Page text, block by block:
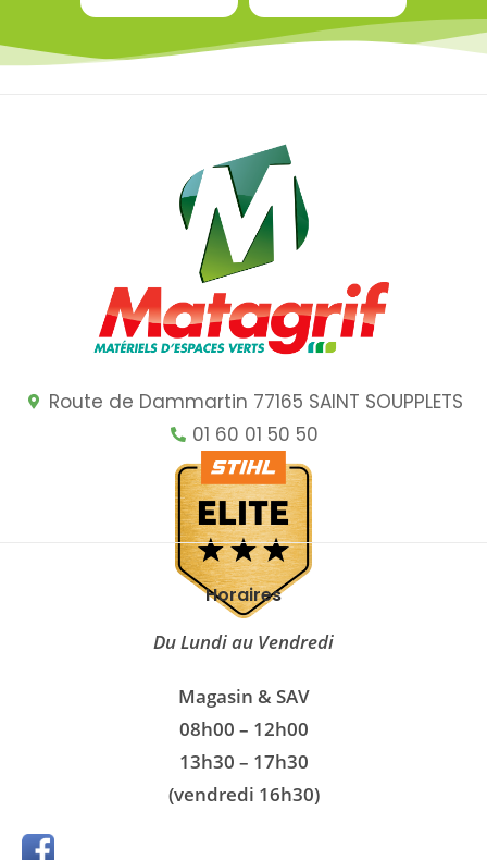
Route de Dammartin 77165 SAINT SOUPPLETS
01 60 01 50 50
Horaires
Du Lundi au Vendredi
Magasin & SAV
08h00 – 12h00
13h30 – 17h30
(vendredi 16h30)